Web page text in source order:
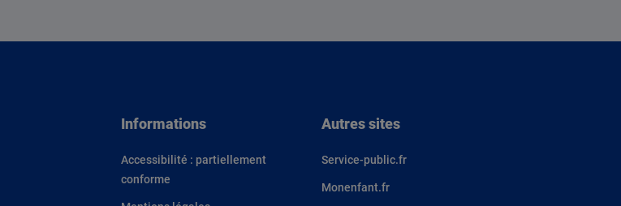
Informations
Accessibilité : partiellement
conforme
Autres sites
Service-public.fr
Monenfant.fr